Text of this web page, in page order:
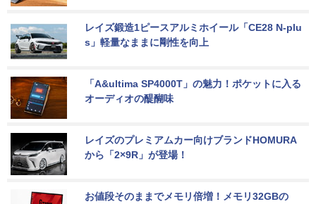
レイズ鍛造1ピースアルミホイール「CE28 N-plu
s」軽量なままに剛性を向上
「A&ultima SP4000T」の魅力！ポケットに入る
オーディオの醍醐味
レイズのプレミアムカー向けブランドHOMURA
から「2×9R」が登場！
お値段そのままでメモリ倍増！メモリ32GBの